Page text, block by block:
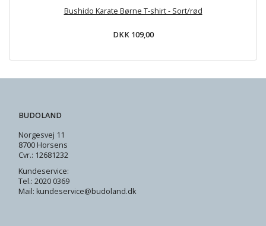
Bushido Karate Børne T-shirt - Sort/rød
DKK 109,00
BUDOLAND
Norgesvej 11
8700 Horsens
Cvr.: 12681232
Kundeservice:
Tel.: 2020 0369
Mail: kundeservice@budoland.dk